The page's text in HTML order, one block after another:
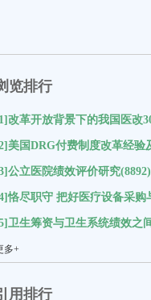
览排行
公立医院绩效评价研究(8892)
多+
用排行